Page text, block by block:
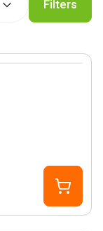
Filters